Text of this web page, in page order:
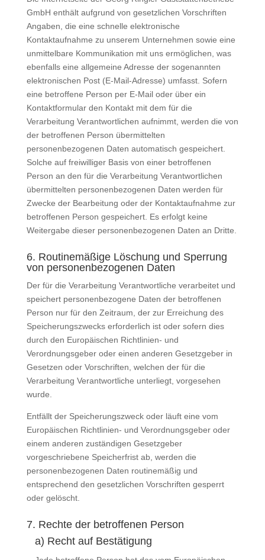
GmbH enthält aufgrund von gesetzlichen Vorschriften
Angaben, die eine schnelle elektronische
Kontaktaufnahme zu unserem Unternehmen sowie eine
unmittelbare Kommunikation mit uns ermöglichen, was
ebenfalls eine allgemeine Adresse der sogenannten
elektronischen Post (E-Mail-Adresse) umfasst. Sofern
eine betroffene Person per E-Mail oder über ein
Kontaktformular den Kontakt mit dem für die
Verarbeitung Verantwortlichen aufnimmt, werden die von
der betroffenen Person übermittelten
personenbezogenen Daten automatisch gespeichert.
Solche auf freiwilliger Basis von einer betroffenen
Person an den für die Verarbeitung Verantwortlichen
übermittelten personenbezogenen Daten werden für
Zwecke der Bearbeitung oder der Kontaktaufnahme zur
betroffenen Person gespeichert. Es erfolgt keine
Weitergabe dieser personenbezogenen Daten an Dritte.
6. Routinemäßige Löschung und Sperrung
von personenbezogenen Daten
Der für die Verarbeitung Verantwortliche verarbeitet und
speichert personenbezogene Daten der betroffenen
Person nur für den Zeitraum, der zur Erreichung des
Speicherungszwecks erforderlich ist oder sofern dies
durch den Europäischen Richtlinien- und
Verordnungsgeber oder einen anderen Gesetzgeber in
Gesetzen oder Vorschriften, welchen der für die
Verarbeitung Verantwortliche unterliegt, vorgesehen
wurde.
Entfällt der Speicherungszweck oder läuft eine vom
Europäischen Richtlinien- und Verordnungsgeber oder
einem anderen zuständigen Gesetzgeber
vorgeschriebene Speicherfrist ab, werden die
personenbezogenen Daten routinemäßig und
entsprechend den gesetzlichen Vorschriften gesperrt
oder gelöscht.
7. Rechte der betroffenen Person
a) Recht auf Bestätigung